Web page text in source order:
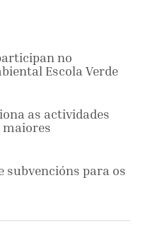
no
Escola Verde
as actividades
maiores
subvencións para os